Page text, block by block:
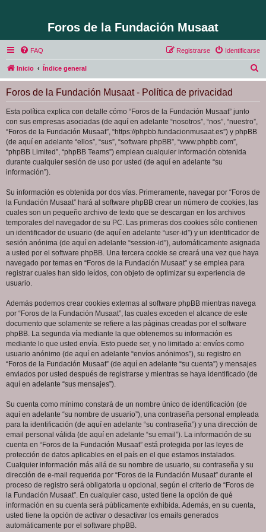
Foros de la Fundación Musaat
FAQ Identificarse
Registrarse
Inicio Índice general
u
Foros de la Fundación Musaat - Política de privacidad
Esta política explica con detalle cómo “Foros de la Fundación Musaat” junto
con sus empresas asociadas (de aquí en adelante “nosotros”, “nos”, “nuestro”,
“Foros de la Fundación Musaat”, “https://phpbb.fundacionmusaat.es”) y phpBB
(de aquí en adelante “ellos”, “sus”, “software phpBB”, “www.phpbb.com”,
“phpBB Limited”, “phpBB Teams”) emplean cualquier información obtenida
durante cualquier sesión de uso por usted (de aquí en adelante “su
información”).
Su información es obtenida por dos vías. Primeramente, navegar por “Foros de
la Fundación Musaat” hará al software phpBB crear un número de cookies, las
cuales son un pequeño archivo de texto que se descargan en los archivos
temporales del navegador de su PC. Las primeras dos cookies sólo contienen
un identificador de usuario (de aquí en adelante “user-id”) y un identificador de
sesión anónima (de aquí en adelante “session-id”), automáticamente asignada
a usted por el software phpBB. Una tercera cookie se creará una vez que haya
navegado por temas en “Foros de la Fundación Musaat” y se emplea para
registrar cuales han sido leídos, con objeto de optimizar su experiencia de
usuario.
Además podemos crear cookies externas al software phpBB mientras navega
por “Foros de la Fundación Musaat”, las cuales exceden el alcance de este
documento que solamente se refiere a las páginas creadas por el software
phpBB. La segunda vía mediante la que obtenemos su información es
mediante lo que usted envía. Esto puede ser, y no limitado a: envíos como
usuario anónimo (de aquí en adelante “envíos anónimos”), su registro en
“Foros de la Fundación Musaat” (de aquí en adelante “su cuenta”) y mensajes
enviados por usted después de registrarse y mientras se haya identificado (de
aquí en adelante “sus mensajes”).
Su cuenta como mínimo constará de un nombre único de identificación (de
aquí en adelante “su nombre de usuario”), una contraseña personal empleada
para la identificación (de aquí en adelante “su contraseña”) y una dirección de
email personal válida (de aquí en adelante “su email”). La información de su
cuenta en “Foros de la Fundación Musaat” está protegida por las leyes de
protección de datos aplicables en el país en el que estamos instalados.
Cualquier información más allá de su nombre de usuario, su contraseña y su
dirección de e-mail requerida por “Foros de la Fundación Musaat” durante el
proceso de registro será obligatoria u opcional, según el criterio de “Foros de
la Fundación Musaat”. En cualquier caso, usted tiene la opción de qué
información en su cuenta será públicamente exhibida. Además, en su cuenta,
usted tiene la opción de activar o desactivar los emails generados
automáticamente por el software phpBB.